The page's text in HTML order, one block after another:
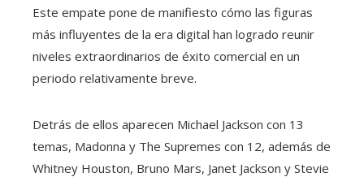
Este empate pone de manifiesto cómo las figuras
más influyentes de la era digital han logrado reunir
niveles extraordinarios de éxito comercial en un
periodo relativamente breve.
Detrás de ellos aparecen Michael Jackson con 13
temas, Madonna y The Supremes con 12, además de
Whitney Houston, Bruno Mars, Janet Jackson y Stevie